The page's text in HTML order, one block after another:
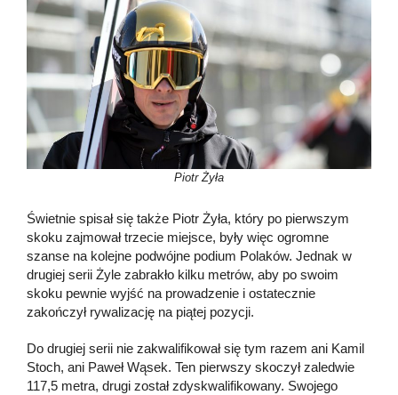
Piotr Żyła
Świetnie spisał się także Piotr Żyła, który po pierwszym
skoku zajmował trzecie miejsce, były więc ogromne
szanse na kolejne podwójne podium Polaków. Jednak w
drugiej serii Żyle zabrakło kilku metrów, aby po swoim
skoku pewnie wyjść na prowadzenie i ostatecznie
zakończył rywalizację na piątej pozycji.
Do drugiej serii nie zakwalifikował się tym razem ani Kamil
Stoch, ani Paweł Wąsek. Ten pierwszy skoczył zaledwie
117,5 metra, drugi został zdyskwalifikowany. Swojego